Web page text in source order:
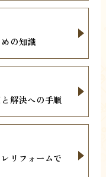
の知識
解決への手順
リフォームで